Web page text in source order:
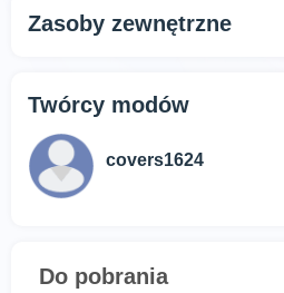
Zasoby zewnętrzne
Twórcy modów
covers1624
Do pobrania